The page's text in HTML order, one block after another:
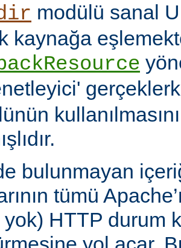
modülü sanal
kaynağa
bulunmayan
tümü
HTTP durum